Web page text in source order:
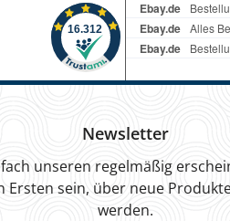
Newsletter
unseren regelmäßig
Ersten sein, über neue
werden.